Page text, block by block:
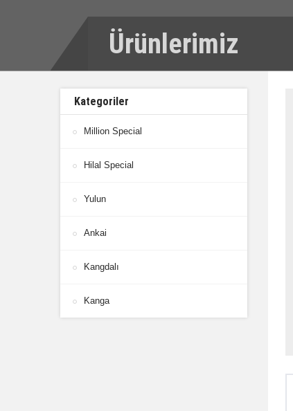
Ürünlerimiz
Kategoriler
Million Special
Hilal Special
Yulun
Ankai
Kangdalı
Kanga